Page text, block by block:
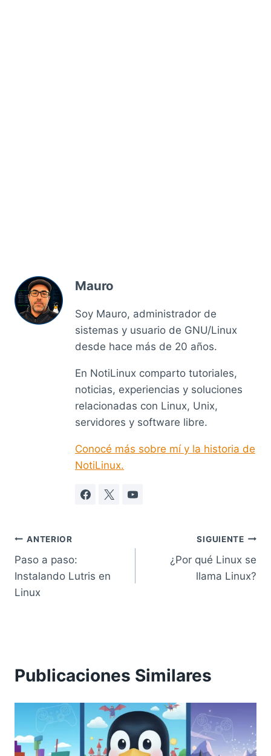
Mauro
Soy Mauro, administrador de
sistemas y usuario de GNU/Linux
desde hace más de 20 años.
En NotiLinux comparto tutoriales,
noticias, experiencias y soluciones
relacionadas con Linux, Unix,
servidores y software libre.
Conocé más sobre mí y la historia de
NotiLinux.
Navegación
de
entradas
ANTERIOR
Paso a paso:
Instalando Lutris en
Linux
SIGUIENTE
¿Por qué Linux se
llama Linux?
Publicaciones Similares